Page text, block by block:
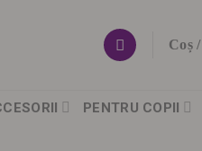
Coș /
PENTRU COPII